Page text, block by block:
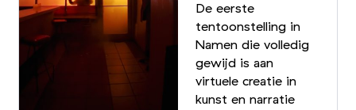
De eerste
tentoonstelling in
Namen die volledig
gewijd is aan
virtuele creatie in
kunst en narratie